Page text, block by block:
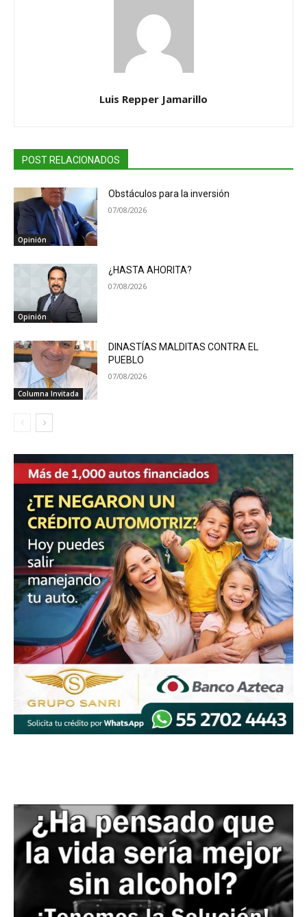
Luis Repper Jamarillo
POST RELACIONADOS
Opinión
Obstáculos para la inversión
07/08/2026
Opinión
¿HASTA AHORITA?
07/08/2026
Columna Invitada
DINASTÍAS MALDITAS CONTRA EL
PUEBLO
07/08/2026